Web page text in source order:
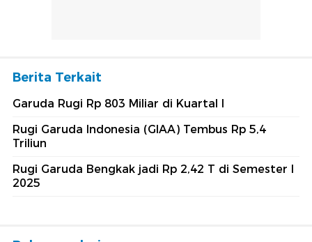
Berita Terkait
Garuda Rugi Rp 803 Miliar di Kuartal I
Rugi Garuda Indonesia (GIAA) Tembus Rp 5,4
Triliun
Rugi Garuda Bengkak jadi Rp 2,42 T di Semester I
2025